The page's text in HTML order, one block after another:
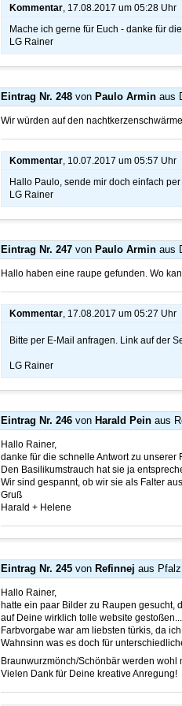
Kommentar, 17.08.2017 um 05:28 Uhr
Mache ich gerne für Euch - danke für
LG Rainer
Eintrag Nr. 248 von Paulo Armin aus
Wir würden auf den
Kommentar, 10.07.2017 um 05:57 Uhr
Hallo Paulo, sende mir doch einfach
LG Rainer
Eintrag Nr. 247 von Paulo Armin aus
Hallo haben eine raupe gefunden. Wo
Kommentar, 17.08.2017 um 05:27 Uhr
Bitte per E-Mail anfragen. Link auf der
LG Rainer
Eintrag Nr. 246 von Harald Pein aus
Hallo Rainer,
danke für die schnelle Antwort zu unserer
Den Basilikumstrauch hat sie ja
Wir sind gespannt, ob wir sie als Falter
Gruß
Harald + Helene
Eintrag Nr. 245 von Refinnej aus Pfalz
Hallo Rainer,
hatte ein paar Bilder zu Raupen gesucht,
auf Deine wirklich tolle website gestoßen...
Farbvorgabe war am liebsten türkis, da
Wahnsinn was es doch für
Braunwurzmönch/Schönbär werden
Vielen Dank für Deine kreative Anregung!